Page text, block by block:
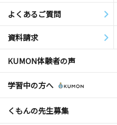
よくあるご質問
資料請求
KUMON体験者の声
学習中の方へ
くもんの先生募集